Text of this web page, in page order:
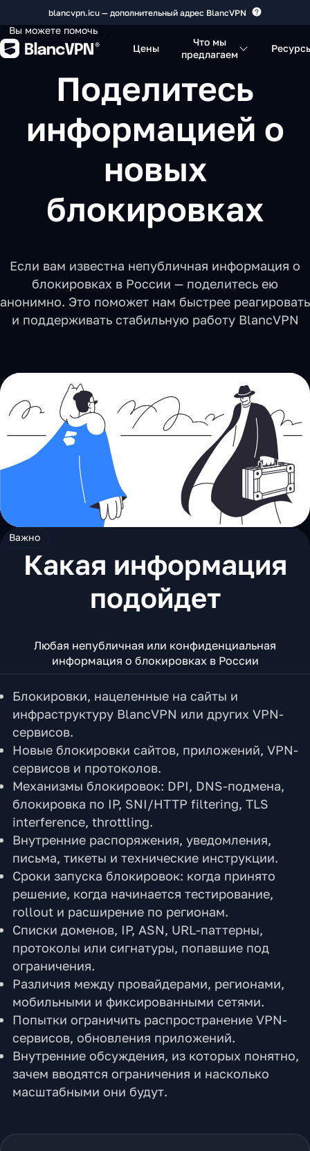
blancvpn.icu — дополнительный адрес BlancVPN
Цены
Что мы
предлагаем
Вы можете помочь
Поделитесь
информацией о
новых
блокировках
Если вам известна непубличная информация о
блокировках в России — поделитесь ею
анонимно. Это поможет нам быстрее реагировать
и поддерживать стабильную работу BlancVPN
Важно
Какая информация
подойдет
Любая непубличная или конфиденциальная
информация о блокировках в России
Блокировки, нацеленные на сайты и
инфраструктуру BlancVPN или других VPN-
сервисов.
Новые блокировки сайтов, приложений, VPN-
сервисов и протоколов.
Механизмы блокировок: DPI, DNS-подмена,
блокировка по IP, SNI/HTTP filtering, TLS
interference, throttling.
Внутренние распоряжения, уведомления,
письма, тикеты и технические инструкции.
Сроки запуска блокировок: когда принято
решение, когда начинается тестирование,
rollout и расширение по регионам.
Списки доменов, IP, ASN, URL-паттерны,
протоколы или сигнатуры, попавшие под
ограничения.
Различия между провайдерами, регионами,
мобильными и фиксированными сетями.
Попытки ограничить распространение VPN-
сервисов, обновления приложений.
Внутренние обсуждения, из которых понятно,
зачем вводятся ограничения и насколько
масштабными они будут.